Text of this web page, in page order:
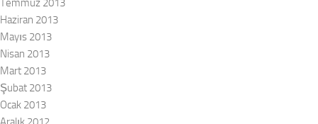
Temmuz 2013
Haziran 2013
Mayıs 2013
Nisan 2013
Mart 2013
Şubat 2013
Ocak 2013